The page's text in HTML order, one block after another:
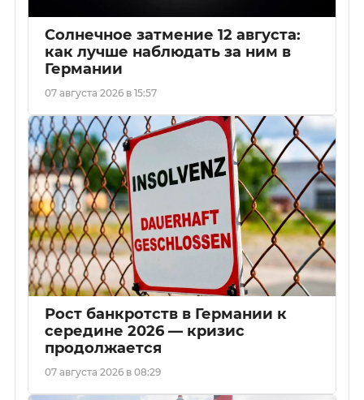
Солнечное затмение 12 августа:
как лучше наблюдать за ним в
Германии
07 августа 2026 в 15:57
Рост банкротств в Германии к
середине 2026 — кризис
продолжается
07 августа 2026 в 08:29